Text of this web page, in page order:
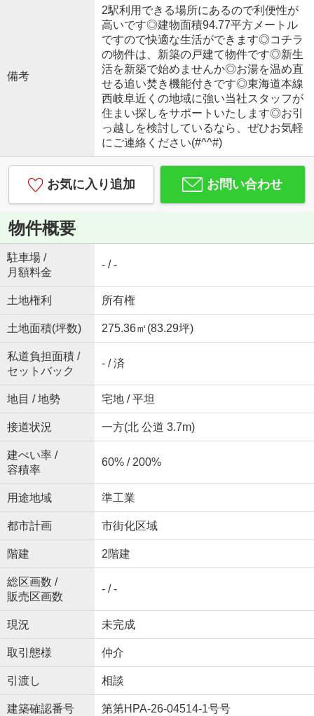
備考
2駅利用できる場所にあるので利便性が
高いです◎建物面積94.77平方メートル
ですので快適な生活ができます◎コチラ
の物件は、新築の戸建て物件です◎新生
活を新築で始めませんか◎お湯を温め直
せる追い焚き機能付きです◎東海道本線
西岐阜近くの地域に強い当社スタッフが
住まい探しをサポートいたします◎お引
っ越しを検討しているなら、ぜひお気軽
にご連絡ください(#^^#)
お気に入り追加 お問い合わせ
物件概要
駐車場 /
月額料金
- / -
土地権利 所有権
土地面積(坪数) 275.36㎡(83.29坪)
私道負担面積 /
セットバック
- / 済
地目 / 地勢 宅地 / 平坦
接道状況 一方(北 公道 3.7m)
建ぺい率 /
容積率
60% / 200%
用途地域 準工業
都市計画 市街化区域
階建 2階建
総区画数 /
販売区画数
- / -
現況 未完成
取引態様 仲介
引渡し 相談
建築確認番号 第第HPA-26-04514-1号号